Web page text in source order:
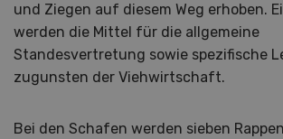
und Ziegen auf diesem Weg erhoben.
werden die Mittel für die allgemeine
Standesvertretung sowie spezifische
zugunsten der Viehwirtschaft.
Bei den Schafen werden sieben